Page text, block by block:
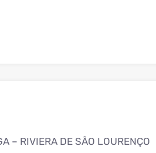
– RIVIERA DE SÃO LOURENÇO